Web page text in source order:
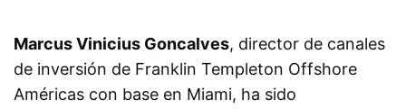
Marcus Vinicius Goncalves, director de canales
de inversión de Franklin Templeton Offshore
Américas con base en Miami, ha sido